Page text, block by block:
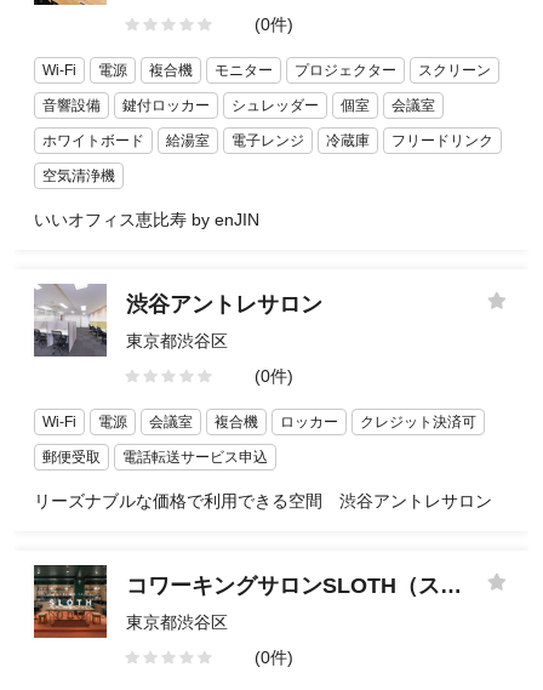
(0件)
Wi-Fi 電源 複合機 モニター プロジェクター スクリーン
音響設備 鍵付ロッカー シュレッダー 個室 会議室
ホワイトボード 給湯室 電子レンジ 冷蔵庫 フリードリンク
空気清浄機
いいオフィス恵比寿 by enJIN
渋谷アントレサロン
東京都渋谷区
(0件)
Wi-Fi 電源 会議室 複合機 ロッカー クレジット決済可
郵便受取 電話転送サービス申込
リーズナブルな価格で利用できる空間 渋谷アントレサロン
コワーキングサロンSLOTH（スロース）
東京都渋谷区
(0件)